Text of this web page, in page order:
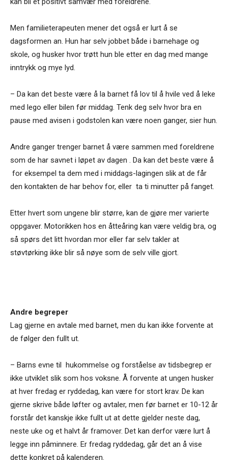
Men familieterapeuten mener det også er lurt å se
dagsformen an. Hun har selv jobbet både i barnehage og
skole, og husker hvor trøtt hun ble etter en dag med mange
inntrykk og mye lyd.
– Da kan det beste være å la barnet få lov til å hvile ved å leke
med lego eller bilen før middag. Tenk deg selv hvor bra en
pause med avisen i godstolen kan være noen ganger, sier hun.
Andre ganger trenger barnet å være sammen med foreldrene
som de har savnet i løpet av dagen . Da kan det beste være å
for eksempel ta dem med i middags-lagingen slik at de får
den kontakten de har behov for, eller ta ti minutter på fanget.
Etter hvert som ungene blir større, kan de gjøre mer varierte
oppgaver. Motorikken hos en åtteåring kan være veldig bra, og
så spørs det litt hvordan mor eller far selv takler at
støvtørking ikke blir så nøye som de selv ville gjort.
Andre begreper
Lag gjerne en avtale med barnet, men du kan ikke forvente at
de følger den fullt ut.
– Barns evne til hukommelse og forståelse av tidsbegrep er
ikke utviklet slik som hos voksne. Å forvente at ungen husker
at hver fredag er ryddedag, kan være for stort krav. De kan
gjerne skrive både løfter og avtaler, men før barnet er 10-12 år
forstår det kanskje ikke fullt ut at dette gjelder neste dag,
neste uke og et halvt år framover. Det kan derfor være lurt å
legge inn påminnere. Er fredag ryddedag, går det an å vise
dette konkret på kalenderen.